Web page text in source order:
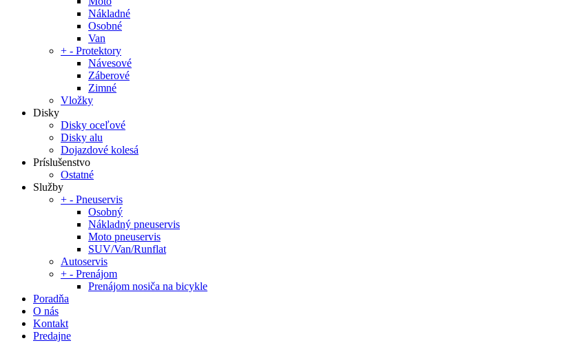
Nákladné
Osobné
Van
+ - Protektory
Návesové
Záberové
Zimné
Vložky
Disky
Disky oceľové
Disky alu
Dojazdové kolesá
Príslušenstvo
Ostatné
Služby
+ - Pneuservis
Osobný
Nákladný pneuservis
Moto pneuservis
SUV/Van/Runflat
Autoservis
+ - Prenájom
Prenájom nosiča na bicykle
Poradňa
O nás
Kontakt
Predajne